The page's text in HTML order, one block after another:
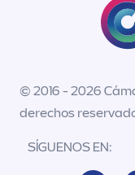
© 2016 - 2026
derechos
SÍGUENOS EN: